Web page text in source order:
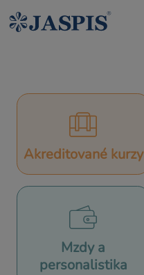
Akreditované kurzy
Mzdy a
personalistika